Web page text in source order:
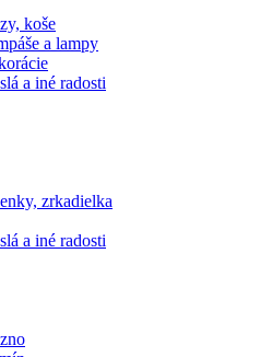
koše
a lampy
a iné radosti
zrkadielka
a iné radosti